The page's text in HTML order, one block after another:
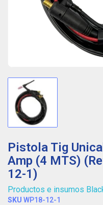
Pistola Tig
Amp (4 MTS)
12-1)
Productos e insumos
SKU WP18-12-1